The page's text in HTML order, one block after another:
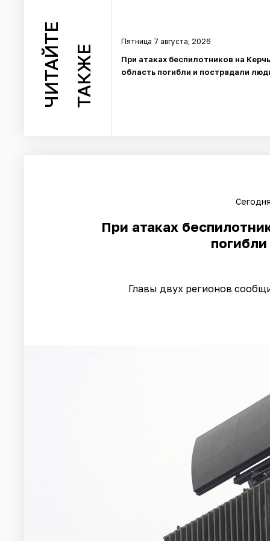
ЧИТАЙТЕ ТАКЖЕ
Пятница 7 августа, 2026
При атаках беспилотников на
область погибли и пострадали
При атаках
Главы двух регионов